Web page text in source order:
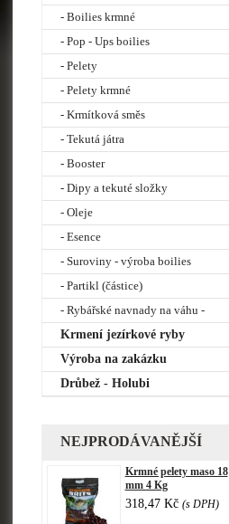
- Boilies krmné
- Pop - Ups boilies
- Pelety
- Pelety krmné
- Krmítková směs
- Tekutá játra
- Booster
- Dipy a tekuté složky
- Oleje
- Esence
- Suroviny - výroba boilies
- Partikl (částice)
- Rybářské navnady na váhu -
Krmení jezírkové ryby
Výroba na zakázku
Drůbež - Holubi
NEJPRODÁVANĚJŠÍ
Krmné pelety maso 18
mm 4 Kg
318,47 Kč (s DPH)